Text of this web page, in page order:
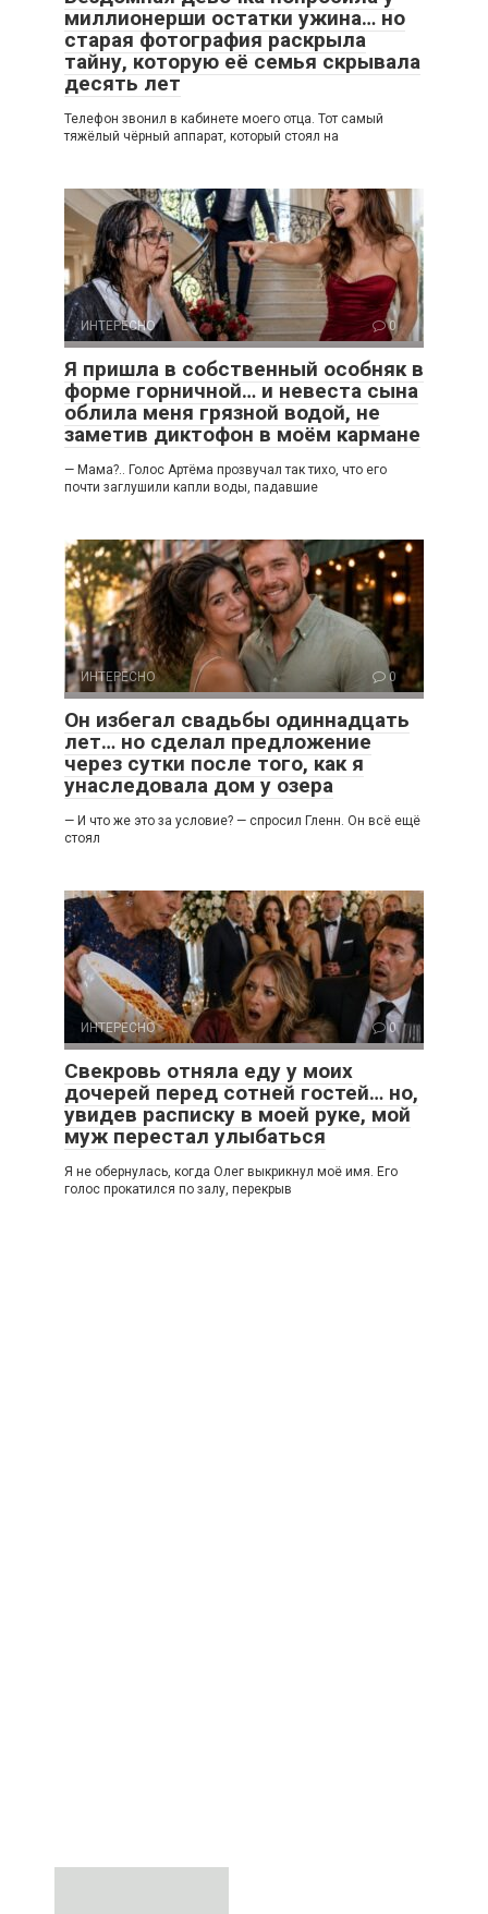
миллионерши остатки ужина… но
старая фотография раскрыла
тайну, которую её семья скрывала
десять лет
Телефон звонил в кабинете моего отца. Тот самый
тяжёлый чёрный аппарат, который стоял на
ИНТЕРЕСНО 0
Я пришла в собственный особняк в
форме горничной… и невеста сына
облила меня грязной водой, не
заметив диктофон в моём кармане
— Мама?.. Голос Артёма прозвучал так тихо, что его
почти заглушили капли воды, падавшие
ИНТЕРЕСНО 0
Он избегал свадьбы одиннадцать
лет… но сделал предложение
через сутки после того, как я
унаследовала дом у озера
— И что же это за условие? — спросил Гленн. Он всё ещё
стоял
ИНТЕРЕСНО 0
Свекровь отняла еду у моих
дочерей перед сотней гостей… но,
увидев расписку в моей руке, мой
муж перестал улыбаться
Я не обернулась, когда Олег выкрикнул моё имя. Его
голос прокатился по залу, перекрыв